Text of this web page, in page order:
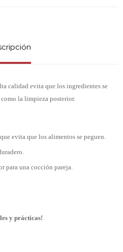
calidad evita que los ingredientes se
la limpieza posterior.
evita que los alimentos se peguen.
para una cocción pareja.
y prácticas!